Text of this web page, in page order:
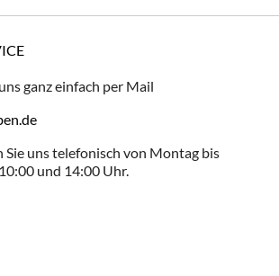
ganz einfach per Mail
uns telefonisch von Montag bis
und 14:00 Uhr.